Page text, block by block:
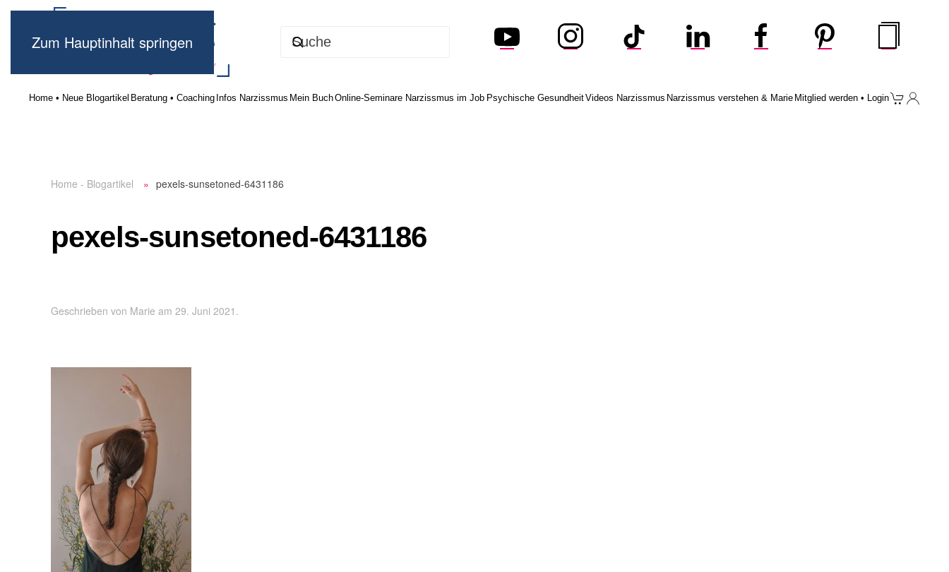
Zum Hauptinhalt springen
Home • Neue Blogartikel Beratung • Coaching Infos Narzissmus Mein BuchOnline-Seminare Narzissmus im Job Psychische GesundheitVideos Narzissmus Narzissmus verstehen & Marie Mitglied werden • Login
Home - Blogartikel pexels-sunsetoned-6431186
pexels-sunsetoned-6431186
Geschrieben von Marie am 29. Juni 2021 .